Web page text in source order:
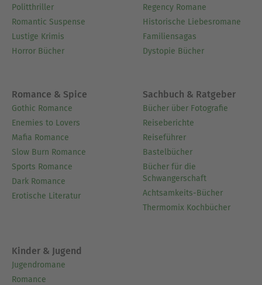
Politthriller
Romantic Suspense
Lustige Krimis
Horror Bücher
Regency Romane
Historische Liebesromane
Familiensagas
Dystopie Bücher
Romance & Spice
Gothic Romance
Enemies to Lovers
Mafia Romance
Slow Burn Romance
Sports Romance
Dark Romance
Erotische Literatur
Sachbuch & Ratgeber
Bücher über Fotografie
Reiseberichte
Reiseführer
Bastelbücher
Bücher für die
Schwangerschaft
Achtsamkeits-Bücher
Thermomix Kochbücher
Kinder & Jugend
Jugendromane
Romance